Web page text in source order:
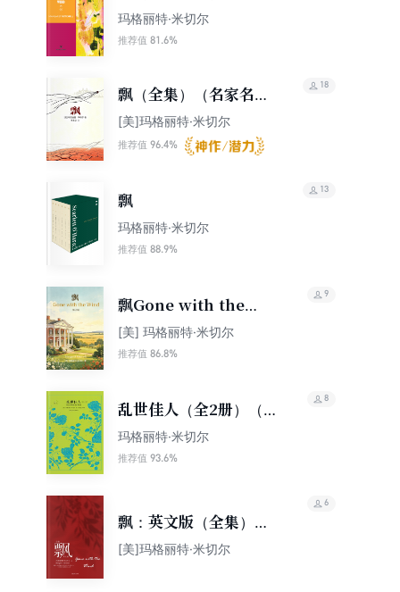
玛格丽特·米切尔
推荐值 81.6%
飘（全集）（名家名人
译）
[美]玛格丽特·米切尔
推荐值 96.4%
18
飘
玛格丽特·米切尔
推荐值 88.9%
13
飘Gone with the
Wind（英文版）
[美] 玛格丽特·米切尔
推荐值 86.8%
9
乱世佳人（全2册）（译
文40）
玛格丽特·米切尔
推荐值 93.6%
8
飘：英文版（全集）
（世界名著精选）
[美]玛格丽特·米切尔
6